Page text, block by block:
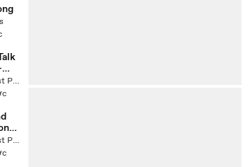
Top 10 - Best Pop ballad songs Cover
Top 10 - Best Pop ballad songs Cover